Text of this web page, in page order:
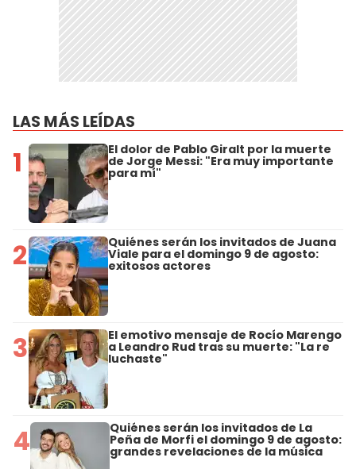
LAS MÁS LEÍDAS
1 El dolor de Pablo Giralt por la muerte
de Jorge Messi: "Era muy importante
para mí"
2 Quiénes serán los invitados de Juana
Viale para el domingo 9 de agosto:
exitosos actores
3 El emotivo mensaje de Rocío Marengo
a Leandro Rud tras su muerte: "La re
luchaste"
4 Quiénes serán los invitados de La
Peña de Morfi el domingo 9 de agosto:
grandes revelaciones de la música